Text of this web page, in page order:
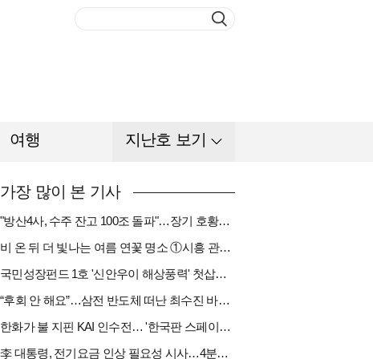
여행 지난호 보기
가장 많이 본 기사
"방산4사, 수주 잔고 100조 돌파"…장기 호황기 들어섰다[다시 나는 K방산①]
비 온 뒤 더 빛나는 여름 연꽃 명소 ①시흥 관곡지
국민성장펀드 1호 '신안우이 해상풍력' 첫삽…바람소득 시동[하반기 에너지②]
“후회 안 해요”…삼전 반도체 떠난 최수진 바텐더의 ‘피어오름’[피플]
한화가 불 지핀 KAI 인수전… '한국판 스페이스X' 탄생 촉각[다시 나는 K방산③]
李 대통령, 전기요금 인상 필요성 시사…4분기엔 오를까